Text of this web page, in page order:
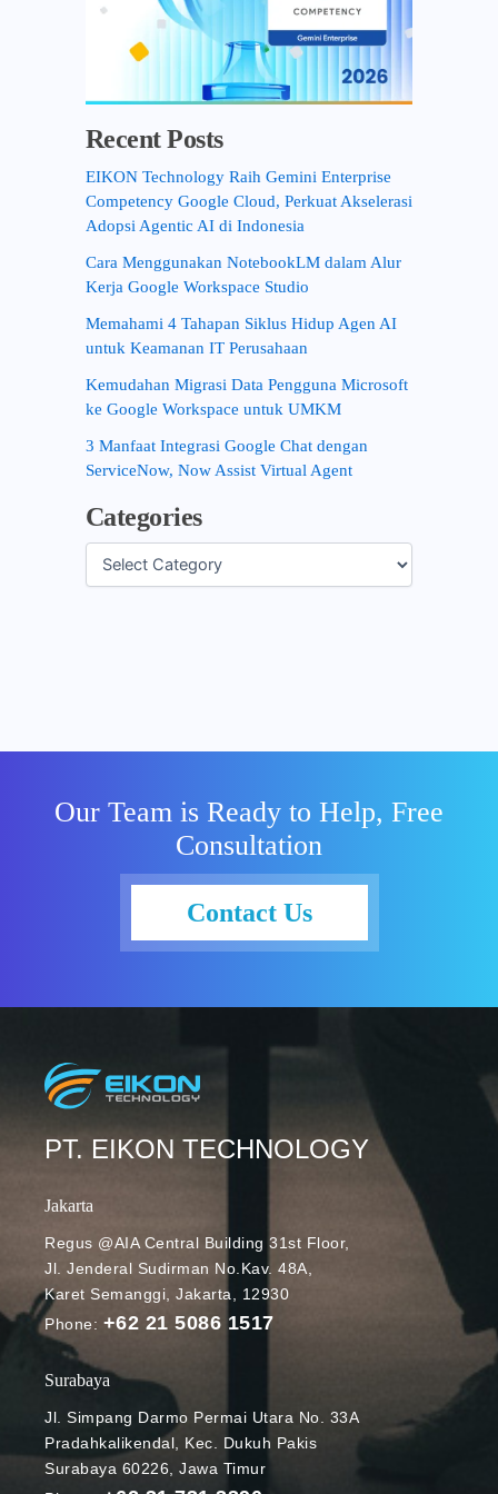
Recent Posts
EIKON Technology Raih Gemini Enterprise
Competency Google Cloud, Perkuat Akselerasi
Adopsi Agentic AI di Indonesia
Cara Menggunakan NotebookLM dalam Alur
Kerja Google Workspace Studio
Memahami 4 Tahapan Siklus Hidup Agen AI
untuk Keamanan IT Perusahaan
Kemudahan Migrasi Data Pengguna Microsoft
ke Google Workspace untuk UMKM
3 Manfaat Integrasi Google Chat dengan
ServiceNow, Now Assist Virtual Agent
Categories
Our Team is Ready to Help, Free
Consultation
Contact Us
PT. EIKON TECHNOLOGY
Jakarta
Regus @AIA Central Building 31st Floor,
Jl. Jenderal Sudirman No.Kav. 48A,
Karet Semanggi, Jakarta, 12930
Phone: +62 21 5086 1517
Surabaya
Jl. Simpang Darmo Permai Utara No. 33A
Pradahkalikendal, Kec. Dukuh Pakis
Surabaya 60226, Jawa Timur